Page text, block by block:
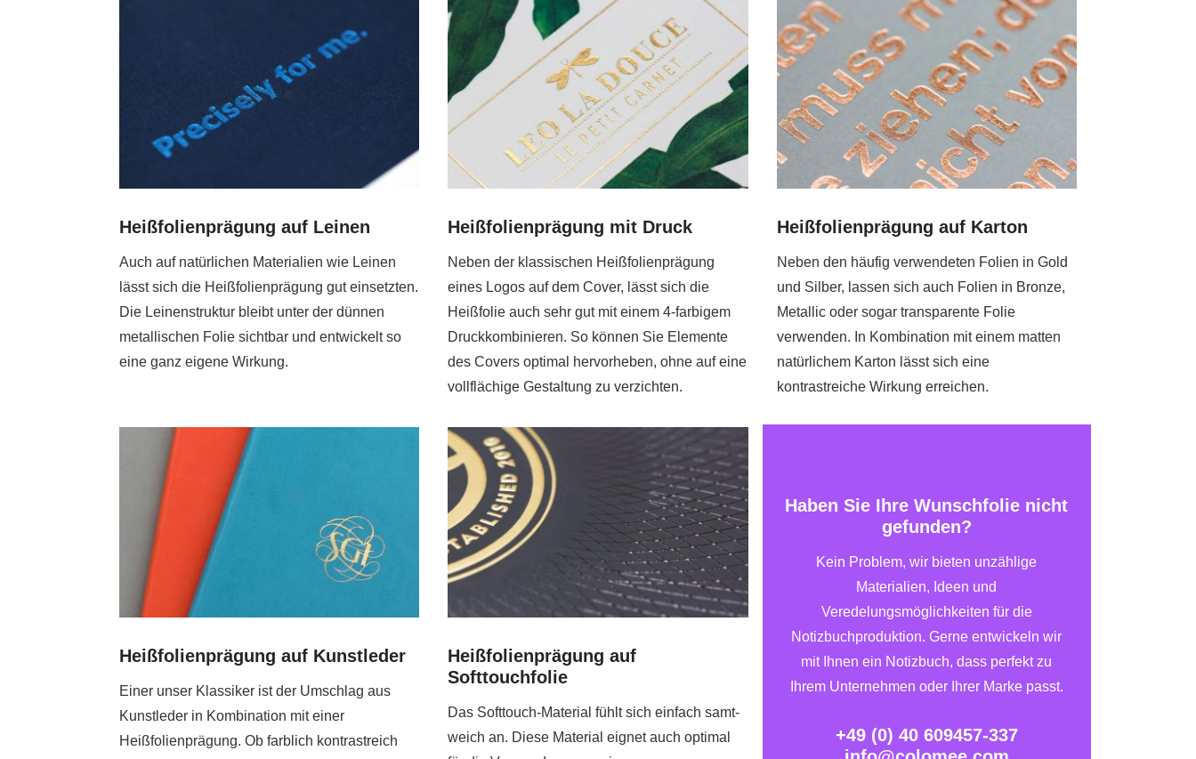
Heißfolienprägung auf Leinen
Auch auf natürlichen Materialien wie Leinen
lässt sich die Heißfolienprägung gut einsetzten.
Die Leinenstruktur bleibt unter der dünnen
metallischen Folie sichtbar und entwickelt so
eine ganz eigene Wirkung.
Heißfolienprägung mit Druck
Neben der klassischen Heißfolienprägung
eines Logos auf dem Cover, lässt sich die
Heißfolie auch sehr gut mit einem 4-farbigem
Druckkombinieren. So können Sie Elemente
des Covers optimal hervorheben, ohne auf eine
vollflächige Gestaltung zu verzichten.
Heißfolienprägung auf Karton
Neben den häufig verwendeten Folien in Gold
und Silber, lassen sich auch Folien in Bronze,
Metallic oder sogar transparente Folie
verwenden. In Kombination mit einem matten
natürlichem Karton lässt sich eine
kontrastreiche Wirkung erreichen.
Heißfolienprägung auf Kunstleder
Einer unser Klassiker ist der Umschlag aus
Kunstleder in Kombination mit einer
Heißfolienprägung. Ob farblich kontrastreich
Heißfolienprägung auf
Softtouchfolie
Das Softtouch-Material fühlt sich einfach samt-
weich an. Diese Material eignet auch optimal
Haben Sie Ihre Wunschfolie nicht
gefunden?
Kein Problem, wir bieten unzählige
Materialien, Ideen und
Veredelungsmöglichkeiten für die
Notizbuchproduktion. Gerne entwickeln wir
mit Ihnen ein Notizbuch, dass perfekt zu
Ihrem Unternehmen oder Ihrer Marke passt.
+49 (0) 40 609457-337